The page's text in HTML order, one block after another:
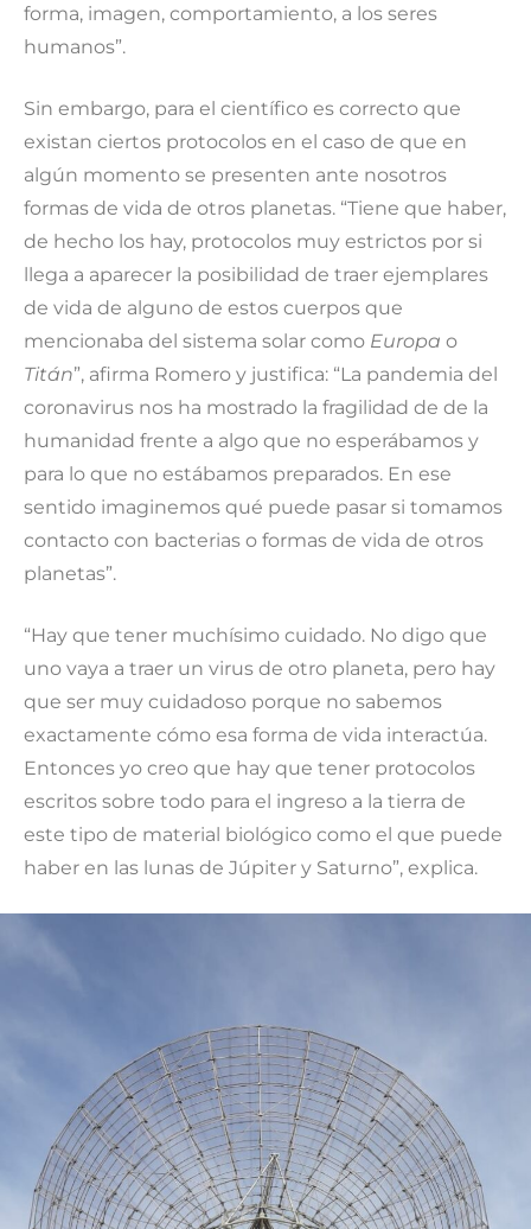
forma, imagen, comportamiento, a los seres
humanos”.
Sin embargo, para el científico es correcto que
existan ciertos protocolos en el caso de que en
algún momento se presenten ante nosotros
formas de vida de otros planetas. “Tiene que haber,
de hecho los hay, protocolos muy estrictos por si
llega a aparecer la posibilidad de traer ejemplares
de vida de alguno de estos cuerpos que
mencionaba del sistema solar como Europa o
Titán”, afirma Romero y justifica: “La pandemia del
coronavirus nos ha mostrado la fragilidad de de la
humanidad frente a algo que no esperábamos y
para lo que no estábamos preparados. En ese
sentido imaginemos qué puede pasar si tomamos
contacto con bacterias o formas de vida de otros
planetas”.
“Hay que tener muchísimo cuidado. No digo que
uno vaya a traer un virus de otro planeta, pero hay
que ser muy cuidadoso porque no sabemos
exactamente cómo esa forma de vida interactúa.
Entonces yo creo que hay que tener protocolos
escritos sobre todo para el ingreso a la tierra de
este tipo de material biológico como el que puede
haber en las lunas de Júpiter y Saturno”, explica.